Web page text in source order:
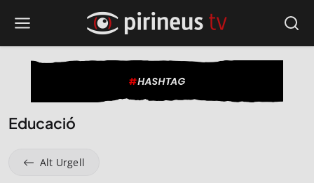
Educació
Alt Urgell